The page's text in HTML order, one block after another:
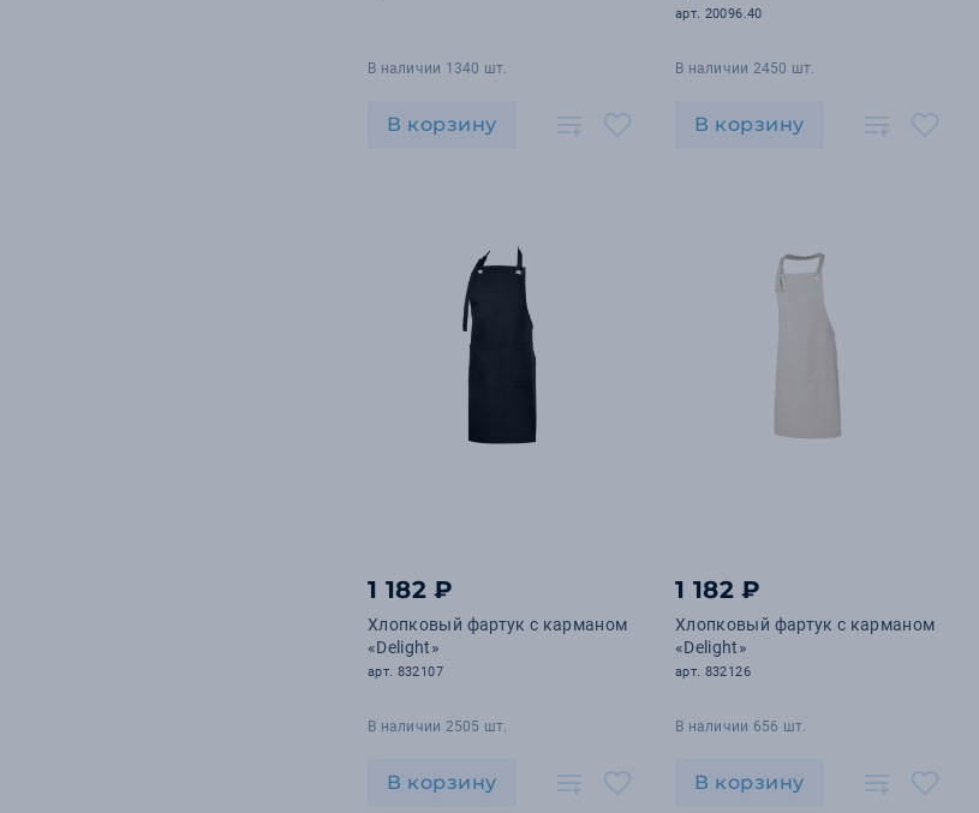
В наличии 1340 шт.
В корзину
арт. 20096.40
В наличии 2450 шт.
В корзину
1 182 ₽
Хлопковый фартук с карманом
«Delight»
арт. 832107
В наличии 2505 шт.
В корзину
1 182 ₽
Хлопковый фартук с карманом
«Delight»
арт. 832126
В наличии 656 шт.
В корзину